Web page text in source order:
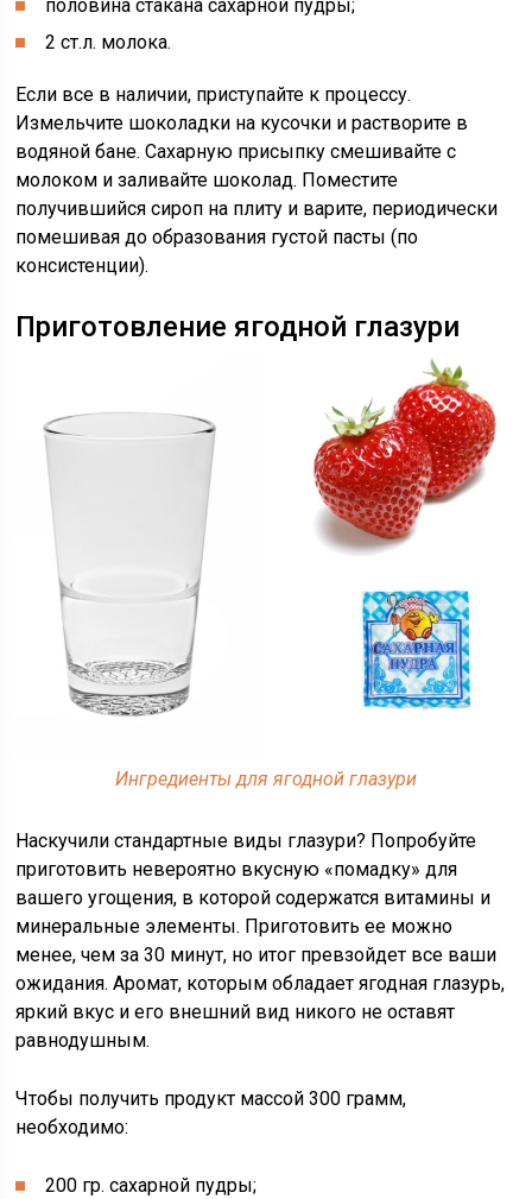
половина стакана сахарной пудры;
2 ст.л. молока.
Если все в наличии, приступайте к процессу.
Измельчите шоколадки на кусочки и растворите в
водяной бане. Сахарную присыпку смешивайте с
молоком и заливайте шоколад. Поместите
получившийся сироп на плиту и варите, периодически
помешивая до образования густой пасты (по
консистенции).
Приготовление ягодной глазури
Ингредиенты для ягодной глазури
Наскучили стандартные виды глазури? Попробуйте
приготовить невероятно вкусную «помадку» для
вашего угощения, в которой содержатся витамины и
минеральные элементы. Приготовить ее можно
менее, чем за 30 минут, но итог превзойдет все ваши
ожидания. Аромат, которым обладает ягодная глазурь,
яркий вкус и его внешний вид никого не оставят
равнодушным.
Чтобы получить продукт массой 300 грамм,
необходимо:
200 гр. сахарной пудры;